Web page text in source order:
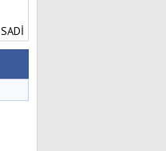
SADİ